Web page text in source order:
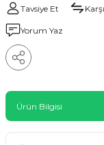
Tavsiye Et
Yorum Yaz
Ürün Bilgisi